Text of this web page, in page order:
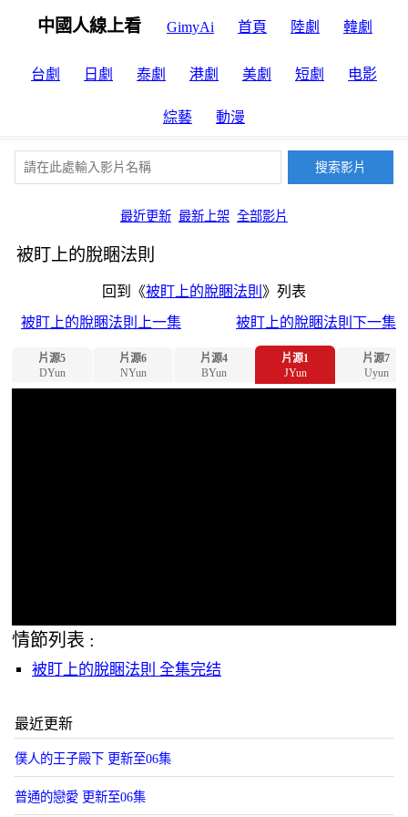
中國人線上看 GimyAi 首頁 陸劇 韓劇
台劇 日劇 泰劇 港劇 美劇 短劇 电影
綜藝 動漫
最近更新 最新上架 全部影片
被盯上的脫睏法則
回到《被盯上的脫睏法則 》列表
被盯上的脫睏法則上一集
被盯上的脫睏法則下一集
片源5
DYun
片源6
NYun
片源4
BYun
片源1
JYun
片源7
Uyun
情節列表 :
被盯上的脫睏法則 全集完结
最近更新
僕人的王子殿下 更新至06集
普通的戀愛 更新至06集